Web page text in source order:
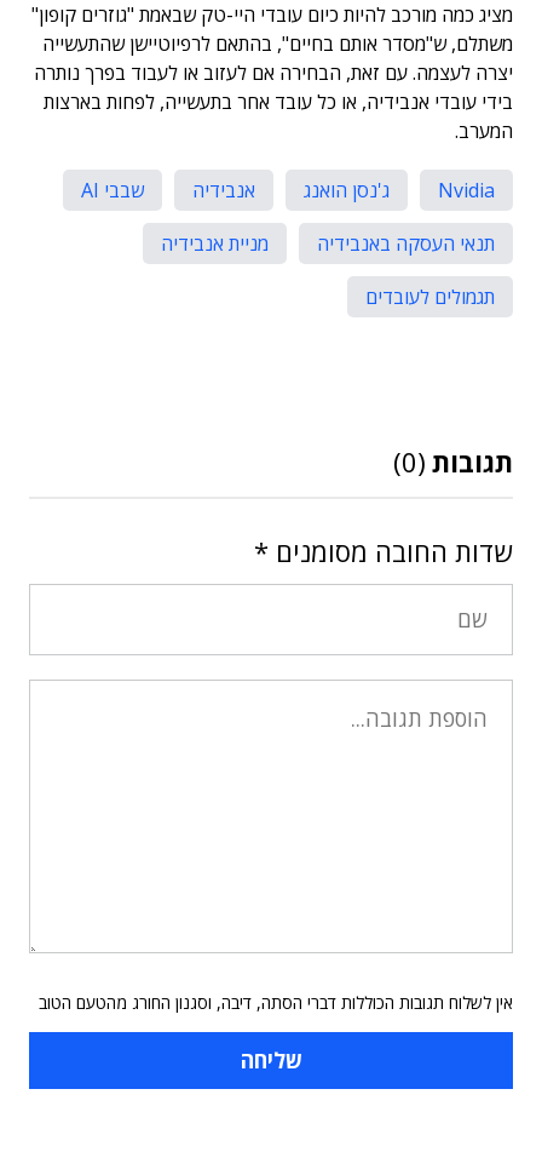
מציג כמה מורכב להיות כיום עובדי היי-טק שבאמת "גוזרים קופון"
משתלם, ש"מסדר אותם בחיים", בהתאם לרפיוטיישן שהתעשייה
יצרה לעצמה. עם זאת, הבחירה אם לעזוב או לעבוד בפרך נותרה
בידי עובדי אנבידיה, או כל עובד אחר בתעשייה, לפחות בארצות
המערב.
Nvidia ג'נסן הואנג אנבידיה
שבבי AI
תנאי העסקה באנבידיה
מניית אנבידיה
תגמולים לעובדים
תגובות (0)
שדות החובה מסומנים *
אין לשלוח תגובות הכוללות דברי הסתה, דיבה, וסגנון החורג מהטעם הטוב